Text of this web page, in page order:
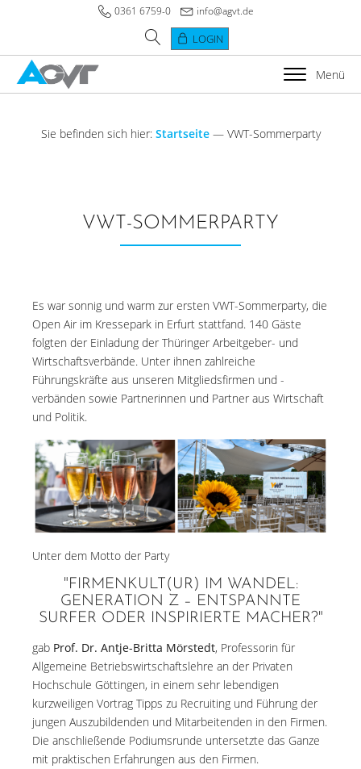
0361 6759-0 info@agvt.de
LOGIN
Menü
Sie befinden sich hier: Startseite— VWT-Sommerparty
VWT-SOMMERPARTY
Es war sonnig und warm zur ersten VWT-Sommerparty, die
Open Air im Kressepark in Erfurt stattfand. 140 Gäste
folgten der Einladung der Thüringer Arbeitgeber- und
Wirtschaftsverbände. Unter ihnen zahlreiche
Führungskräfte aus unseren Mitgliedsfirmen und -
verbänden sowie Partnerinnen und Partner aus Wirtschaft
und Politik.
Unter dem Motto der Party
"FIRMENKULT(UR) IM WANDEL:
GENERATION Z – ENTSPANNTE
SURFER ODER INSPIRIERTE MACHER?"
gab Prof. Dr. Antje-Britta Mörstedt, Professorin für
Allgemeine Betriebswirtschaftslehre an der Privaten
Hochschule Göttingen, in einem sehr lebendigen
kurzweiligen Vortrag Tipps zu Recruiting und Führung der
jungen Auszubildenden und Mitarbeitenden in den Firmen.
Die anschließende Podiumsrunde untersetzte das Ganze
mit praktischen Erfahrungen aus den Firmen.